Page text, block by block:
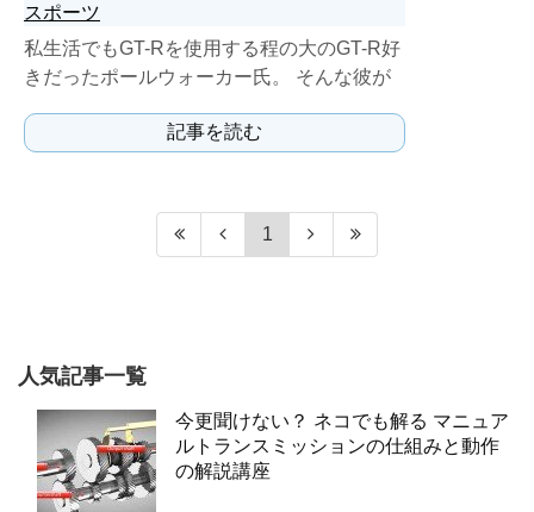
スポーツ
私生活でもGT-Rを使用する程の大のGT-R好
きだったポールウォーカー氏。 そんな彼が
記事を読む
1
人気記事一覧
今更聞けない？ ネコでも解る マニュア
ルトランスミッションの仕組みと動作
の解説講座